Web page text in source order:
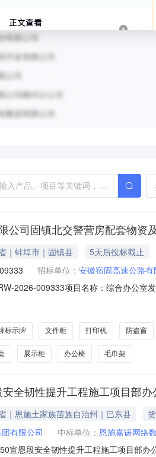
公司固镇北交警营房配套物资
｜蚌埠市｜固镇县
5天后投标截止
招标单位： 安徽宿固高速公路
2026-009333项目名称：综合办公室
高速公路有限公司。现招标人对本项目
标示牌 文件柜 打印机 防盗窗
展示柜 办公椅 毛巾架
全韧性提升工程施工项目部
｜恩施土家族苗族自治州｜巴东县
有限公司 中标单位： 恩施嘉诺网络
宜恩段安全韧性提升工程施工项目部